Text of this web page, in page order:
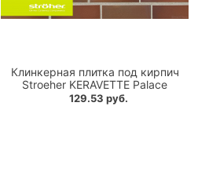
Клинкерная плитка под кирпич
Stroeher KERAVETTE Palace
129.53 руб.